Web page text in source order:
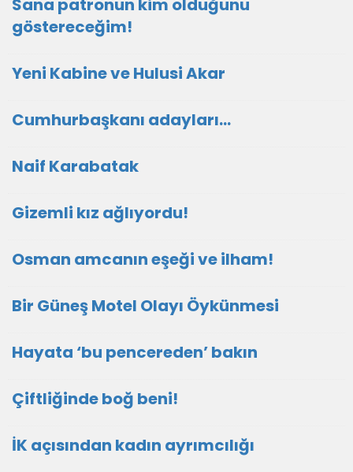
Sana patronun kim olduğunu
göstereceğim!
Yeni Kabine ve Hulusi Akar
Cumhurbaşkanı adayları…
Naif Karabatak
Gizemli kız ağlıyordu!
Osman amcanın eşeği ve ilham!
Bir Güneş Motel Olayı Öykünmesi
Hayata ‘bu pencereden’ bakın
Çiftliğinde boğ beni!
İK açısından kadın ayrımcılığı